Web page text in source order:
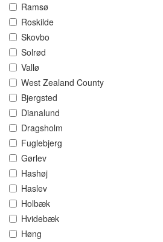
Ramsø
Roskilde
Skovbo
Solrød
Vallø
West Zealand County
Bjergsted
Dianalund
Dragsholm
Fuglebjerg
Gørlev
Hashøj
Haslev
Holbæk
Hvidebæk
Høng